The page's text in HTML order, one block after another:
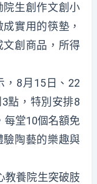
生創作文創小
實用的筷墊，
創商品，所得
，8月15日、22
點，特別安排8
每堂10個名額免
陶藝的樂趣與
教養院生突破肢